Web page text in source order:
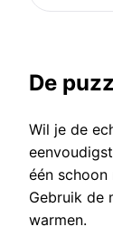
De
Wil je de
één schoon
Gebruik de
warmen.